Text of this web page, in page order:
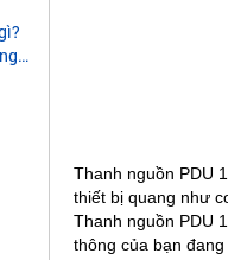
Thanh nguồn PDU
thiết bị quang như
Thanh nguồn PDU
thông của bạn